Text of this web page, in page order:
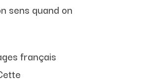
sens quand on
français